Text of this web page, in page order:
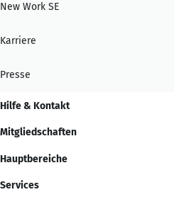
New Work SE
Karriere
Presse
Hilfe & Kontakt
Mitgliedschaften
Hauptbereiche
Services